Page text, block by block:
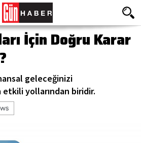
İçin Doğru Karar
geleceğinizi
yollarından biridir.